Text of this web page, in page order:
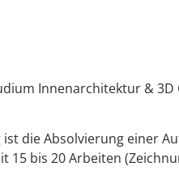
Innenarchitektur &
die Absolvierung einer
bis 20 Arbeiten